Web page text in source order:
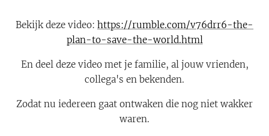
Bekijk deze video: https://rumble.com/v76drr6-the-
plan-to-save-the-world.html
En deel deze video met je familie, al jouw vrienden,
collega's en bekenden.
Zodat nu iedereen gaat ontwaken die nog niet wakker
waren.